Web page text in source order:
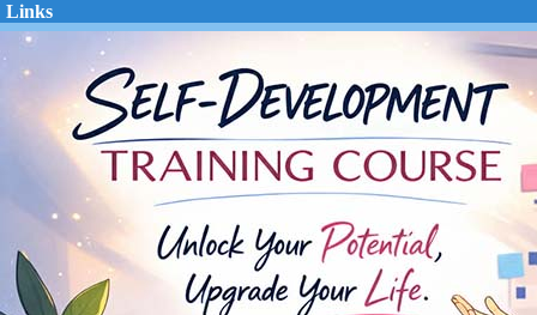
Links